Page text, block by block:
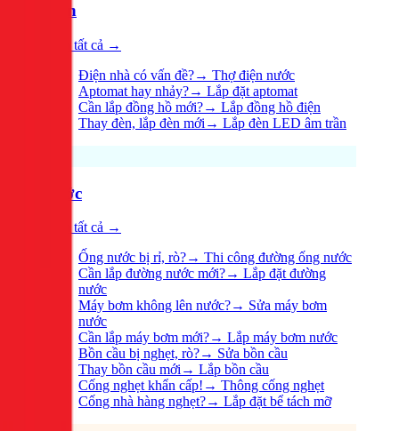
Điện
Xem tất cả →
Điện nhà có vấn đề?→ Thợ điện nước
Aptomat hay nhảy?→ Lắp đặt aptomat
Cần lắp đồng hồ mới?→ Lắp đồng hồ điện
Thay đèn, lắp đèn mới → Lắp đèn LED âm trần
Nước
Xem tất cả →
Ống nước bị rỉ, rò?→ Thi công đường ống nước
Cần lắp đường nước mới?→ Lắp đặt đường
nước
Máy bơm không lên nước?→ Sửa máy bơm
nước
Cần lắp máy bơm mới?→ Lắp máy bơm nước
Bồn cầu bị nghẹt, rò?→ Sửa bồn cầu
Thay bồn cầu mới → Lắp bồn cầu
Cống nghẹt khẩn cấp! → Thông cống nghẹt
Cống nhà hàng nghẹt?→ Lắp đặt bể tách mỡ